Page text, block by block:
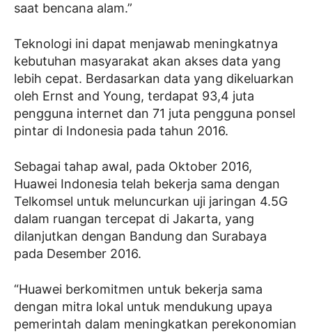
saat bencana alam.”
Teknologi ini dapat menjawab meningkatnya
kebutuhan masyarakat akan akses data yang
lebih cepat. Berdasarkan data yang dikeluarkan
oleh Ernst and Young, terdapat 93,4 juta
pengguna internet dan 71 juta pengguna ponsel
pintar di Indonesia pada tahun 2016.
Sebagai tahap awal, pada Oktober 2016,
Huawei Indonesia telah bekerja sama dengan
Telkomsel untuk meluncurkan uji jaringan 4.5G
dalam ruangan tercepat di Jakarta, yang
dilanjutkan dengan Bandung dan Surabaya
pada Desember 2016.
“Huawei berkomitmen untuk bekerja sama
dengan mitra lokal untuk mendukung upaya
pemerintah dalam meningkatkan perekonomian